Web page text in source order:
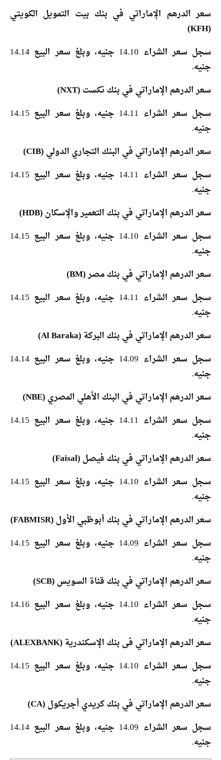
سعر الدرهم الإماراتي في بنك بيت التمويل الكويتي
(KFH)
سجل سعر الشراء 14.10 جنيه، وبلغ سعر البيع 14.14
جنيه.
سعر الدرهم الإماراتي في بنك نكست (NXT)
سجل سعر الشراء 14.11 جنيه، وبلغ سعر البيع 14.15
جنيه.
سعر الدرهم الإماراتي في البنك التجاري الدولي (CIB)
سجل سعر الشراء 14.11 جنيه، وبلغ سعر البيع 14.15
جنيه.
سعر الدرهم الإماراتي في بنك التعمير والإسكان (HDB)
سجل سعر الشراء 14.10 جنيه، وبلغ سعر البيع 14.15
جنيه.
سعر الدرهم الإماراتي في بنك مصر (BM)
سجل سعر الشراء 14.11 جنيه، وبلغ سعر البيع 14.15
جنيه.
سعر الدرهم الإماراتي في بنك البركة (Al Baraka)
سجل سعر الشراء 14.09 جنيه، وبلغ سعر البيع 14.14
جنيه.
سعر الدرهم الإماراتي في البنك الأهلي المصري (NBE)
سجل سعر الشراء 14.11 جنيه، وبلغ سعر البيع 14.15
جنيه.
سعر الدرهم الإماراتي في بنك فيصل (Faisal)
سجل سعر الشراء 14.10 جنيه، وبلغ سعر البيع 14.15
جنيه.
سعر الدرهم الإماراتي في بنك أبوظبي الأول (FABMISR)
سجل سعر الشراء 14.09 جنيه، وبلغ سعر البيع 14.15
جنيه.
سعر الدرهم الإماراتي في بنك قناة السويس (SCB)
سجل سعر الشراء 14.10 جنيه، وبلغ سعر البيع 14.16
جنيه.
سعر الدرهم الإماراتي فى بنك الإسكندرية (ALEXBANK)
سجل سعر الشراء 14.10 جنيه، وبلغ سعر البيع 14.15
جنيه.
سعر الدرهم الإماراتي في بنك كريدي أجريكول (CA)
سجل سعر الشراء 14.09 جنيه، وبلغ سعر البيع 14.14
جنيه.